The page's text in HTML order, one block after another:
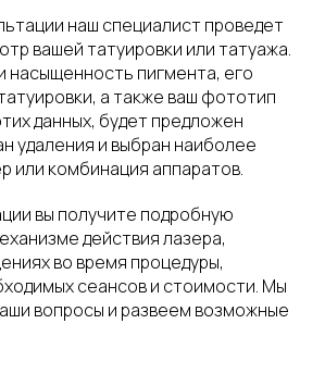
наш специалист проведет
вашей татуировки или татуажа.
насыщенность пигмента, его
а также ваш фототип
данных, будет предложен
удаления и выбран наиболее
или комбинация аппаратов.
вы получите подробную
действия лазера,
во время процедуры,
сеансов и стоимости. Мы
вопросы и развеем возможные